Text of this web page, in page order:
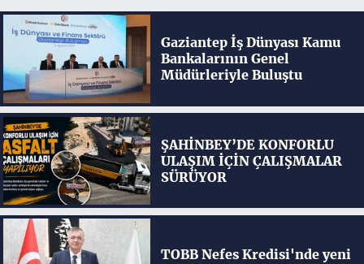
Gaziantep İş Dünyası Kamu
Bankalarının Genel
Müdürleriyle Buluştu
ŞAHİNBEY’DE KONFORLU
ULAŞIM İÇİN ÇALIŞMALAR
SÜRÜYOR
TOBB Nefes Kredisi'nde yeni